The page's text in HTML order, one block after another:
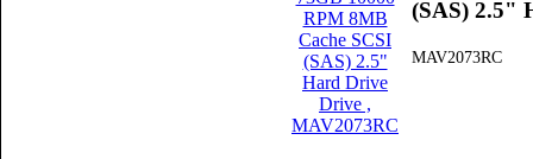
(SAS) 2.5"
MAV2073RC